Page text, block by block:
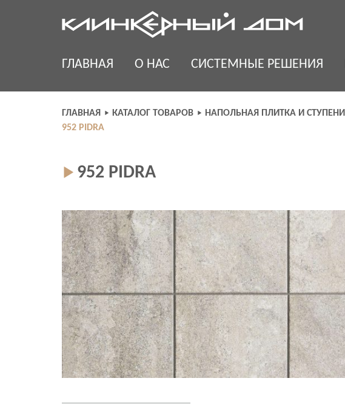
ГЛАВНАЯ О НАС СИСТЕМНЫЕ РЕШЕНИЯ
ГЛАВНАЯ КАТАЛОГ ТОВАРОВ НАПОЛЬНАЯ ПЛИТКА И СТУПЕНИ
952 PIDRA
952 PIDRA